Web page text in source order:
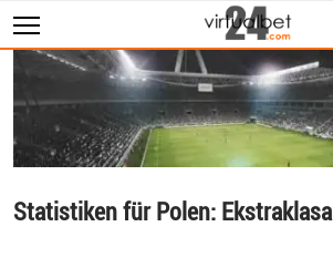
Sportwetten
WM 2026
Wett Tipps
Statistiken für Polen: Ekstraklasa